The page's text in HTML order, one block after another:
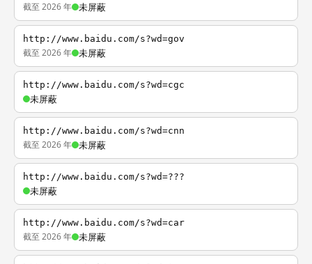
截至 2026 年 未屏蔽
http://www.baidu.com/s?wd=gov
截至 2026 年 未屏蔽
http://www.baidu.com/s?wd=cgc
未屏蔽
http://www.baidu.com/s?wd=cnn
截至 2026 年 未屏蔽
http://www.baidu.com/s?wd=???
未屏蔽
http://www.baidu.com/s?wd=car
截至 2026 年 未屏蔽